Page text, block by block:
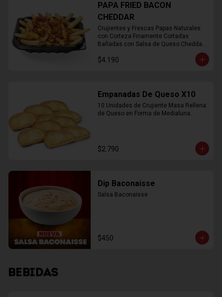
PAPA FRIED BACON
CHEDDAR
Crujientes y Frescas Papas Naturales
con Corteza Finamente Cortadas
Bañadas con Salsa de Queso Cheddar
$4.190
Empanadas De Queso X10
10 Unidades de Crujiente Masa Rellena
de Queso en Forma de Medialuna.
$2.790
Dip Baconaisse
Salsa Baconaisse
$450
BEBIDAS